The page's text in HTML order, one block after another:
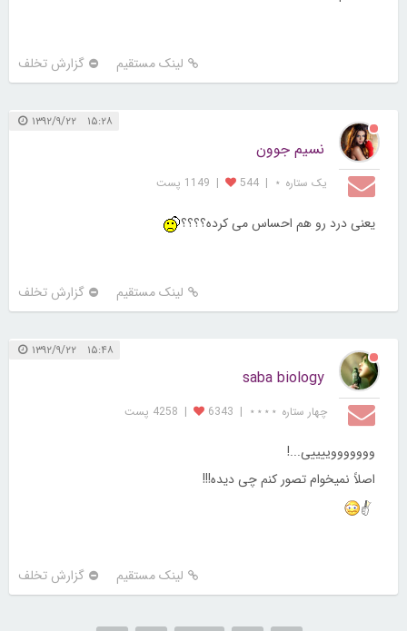
لینک مستقیم گزارش تخلف
۱۵:۲۸ ۱۳۹۲/۹/۲۲
نسیم جوون
یک ستاره ⋆ |
544
| 1149 پست
یعنی درد رو هم احساس می کرده؟؟؟؟
لینک مستقیم گزارش تخلف
۱۵:۴۸ ۱۳۹۲/۹/۲۲
saba biology
چهار ستاره ⋆⋆⋆⋆ |
6343
| 4258 پست
وووووووییییی...!
اصلاً نمیخوام تصور کنم چی دیده!!!
لینک مستقیم گزارش تخلف